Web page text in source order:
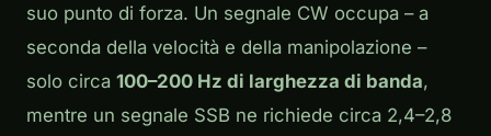
suo punto di forza. Un segnale CW occupa – a
seconda della velocità e della manipolazione –
solo circa 100–200 Hz di larghezza di banda,
mentre un segnale SSB ne richiede circa 2,4–2,8